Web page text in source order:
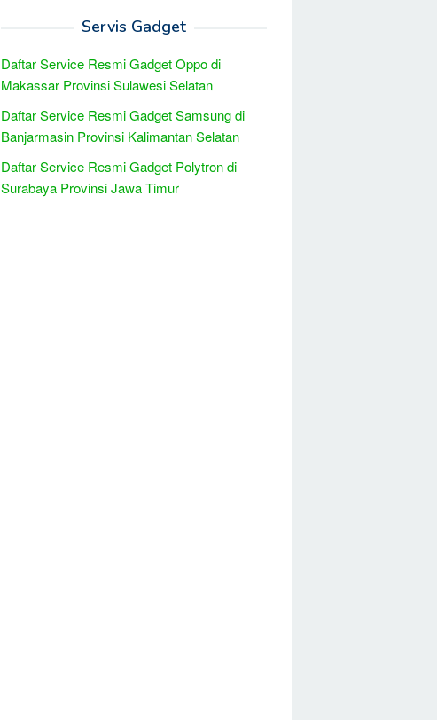
Servis Gadget
Daftar Service Resmi Gadget Oppo di
Makassar Provinsi Sulawesi Selatan
Daftar Service Resmi Gadget Samsung di
Banjarmasin Provinsi Kalimantan Selatan
Daftar Service Resmi Gadget Polytron di
Surabaya Provinsi Jawa Timur